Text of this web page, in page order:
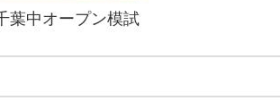
葉中オープン模試